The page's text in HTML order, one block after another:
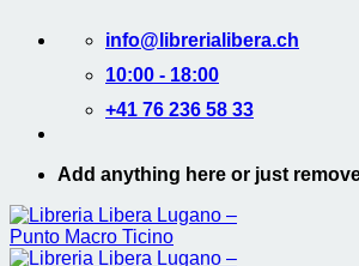
contenuti
info@librerialibera.ch
10:00 - 18:00
+41 76 236 58 33
Add anything here or just